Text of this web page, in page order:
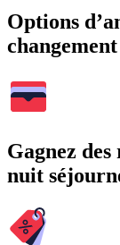
Options
Gagnez
nuit